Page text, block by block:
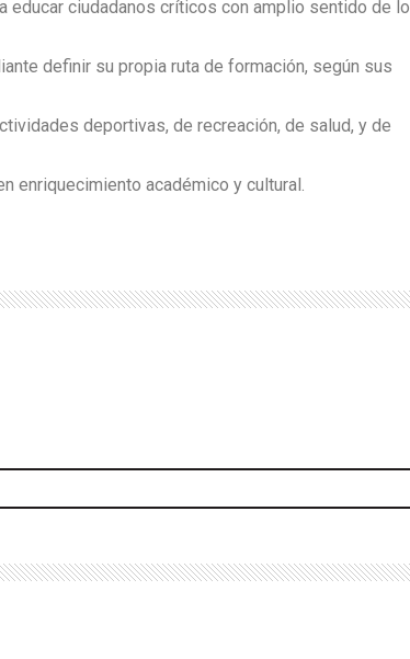
ciudadanos críticos con amplio sentido de lo
definir su propia ruta de formación, según sus
deportivas, de recreación, de salud, y de
enriquecimiento académico y cultural.